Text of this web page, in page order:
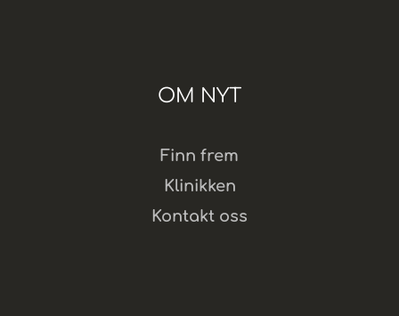
OM NYT
Finn frem
Klinikken
Kontakt oss